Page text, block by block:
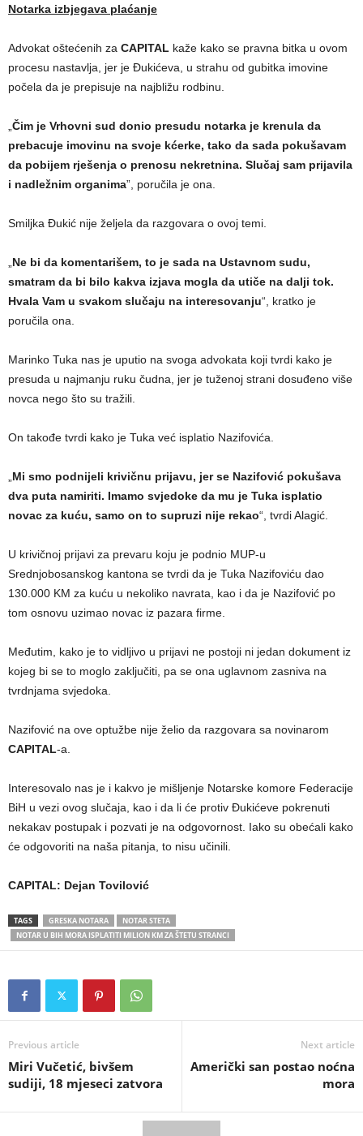
Notarka izbjegava plaćanje
Advokat oštećenih za CAPITAL kaže kako se pravna bitka u ovom
procesu nastavlja, jer je Đukićeva, u strahu od gubitka imovine
počela da je prepisuje na najbližu rodbinu.
„Čim je Vrhovni sud donio presudu notarka je krenula da
prebacuje imovinu na svoje kćerke, tako da sada pokušavam
da pobijem rješenja o prenosu nekretnina. Slučaj sam prijavila
i nadležnim organima”, poručila je ona.
Smiljka Đukić nije željela da razgovara o ovoj temi.
„Ne bi da komentarišem, to je sada na Ustavnom sudu,
smatram da bi bilo kakva izjava mogla da utiče na dalji tok.
Hvala Vam u svakom slučaju na interesovanju“, kratko je
poručila ona.
Marinko Tuka nas je uputio na svoga advokata koji tvrdi kako je
presuda u najmanju ruku čudna, jer je tuženoj strani dosuđeno više
novca nego što su tražili.
On takođe tvrdi kako je Tuka već isplatio Nazifovića.
„Mi smo podnijeli krivičnu prijavu, jer se Nazifović pokušava
dva puta namiriti. Imamo svjedoke da mu je Tuka isplatio
novac za kuću, samo on to supruzi nije rekao“, tvrdi Alagić.
U krivičnoj prijavi za prevaru koju je podnio MUP-u
Srednjobosanskog kantona se tvrdi da je Tuka Nazifoviću dao
130.000 KM za kuću u nekoliko navrata, kao i da je Nazifović po
tom osnovu uzimao novac iz pazara firme.
Međutim, kako je to vidljivo u prijavi ne postoji ni jedan dokument iz
kojeg bi se to moglo zaključiti, pa se ona uglavnom zasniva na
tvrdnjama svjedoka.
Nazifović na ove optužbe nije želio da razgovara sa novinarom
CAPITAL-a.
Interesovalo nas je i kakvo je mišljenje Notarske komore Federacije
BiH u vezi ovog slučaja, kao i da li će protiv Đukićeve pokrenuti
nekakav postupak i pozvati je na odgovornost. Iako su obećali kako
će odgovoriti na naša pitanja, to nisu učinili.
CAPITAL: Dejan Tovilović
TAGS GRESKA NOTARA
NOTAR STETA
NOTAR U BIH MORA ISPLATITI MILION KM ZA ŠTETU STRANCI
Previous article
Miri Vučetić, bivšem
sudiji, 18 mjeseci zatvora
Next article
Američki san postao noćna
mora